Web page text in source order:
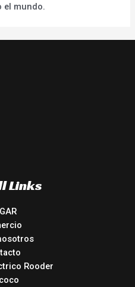
el mundo.
Links
Rooder